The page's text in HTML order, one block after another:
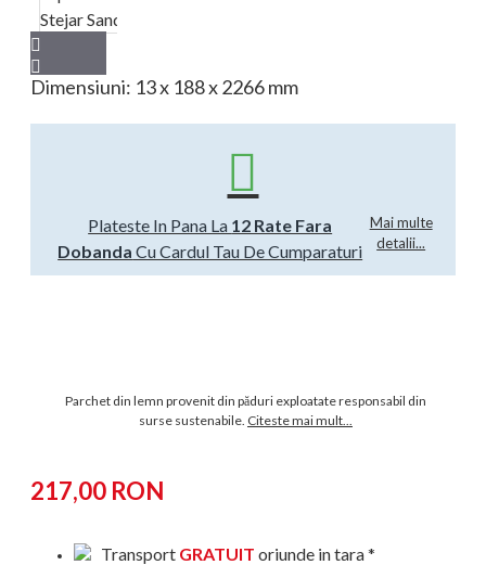
Dimensiuni: 13 x 188 x 2266 mm
Plateste In Pana La 12 Rate Fara
Dobanda Cu Cardul Tau De Cumparaturi
Mai multe
detalii...
Parchet din lemn provenit din păduri exploatate responsabil din
surse sustenabile. Citeste mai mult...
217,00 RON
Transport GRATUIT oriunde in tara *